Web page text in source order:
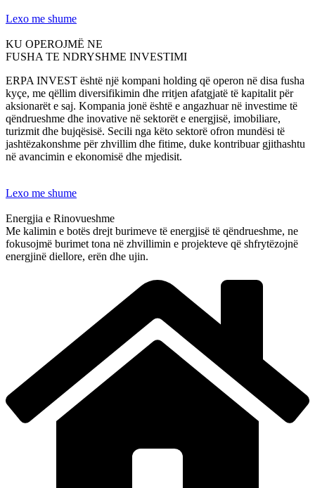
Lexo me shume
KU OPEROJMË NE
FUSHA TE NDRYSHME INVESTIMI
ERPA INVEST është një kompani holding që operon në disa fusha
kyçe, me qëllim diversifikimin dhe rritjen afatgjatë të kapitalit për
aksionarët e saj. Kompania jonë është e angazhuar në investime të
qëndrueshme dhe inovative në sektorët e energjisë, imobiliare,
turizmit dhe bujqësisë. Secili nga këto sektorë ofron mundësi të
jashtëzakonshme për zhvillim dhe fitime, duke kontribuar gjithashtu
në avancimin e ekonomisë dhe mjedisit.
Lexo me shume
Energjia e Rinovueshme
Me kalimin e botës drejt burimeve të energjisë të qëndrueshme, ne
fokusojmë burimet tona në zhvillimin e projekteve që shfrytëzojnë
energjinë diellore, erën dhe ujin.